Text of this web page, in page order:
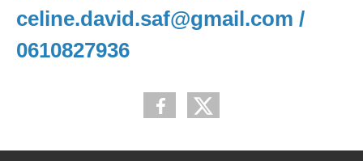
celine.david.saf@gmail.com /
0610827936